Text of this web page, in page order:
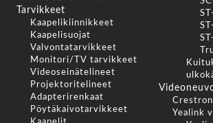
Tarvikkeet
Kaapelikiinnikkeet
Kaapelisuojat
Valvontatarvikkeet
Monitori/TV tarvikkeet
Videoseinätelineet
Projektoritelineet
Adapterirenkaat
Pöytäkaivotarvikkeet
Yealink